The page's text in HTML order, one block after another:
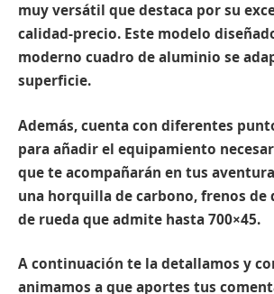
muy versátil que destaca por su
calidad-precio. Este modelo
moderno cuadro de aluminio se
superficie.
Además, cuenta con diferentes
para añadir el equipamiento
que te acompañarán en tus
una horquilla de carbono, frenos de
de rueda que admite hasta 700×45.
A continuación te la detallamos y
animamos a que aportes tus